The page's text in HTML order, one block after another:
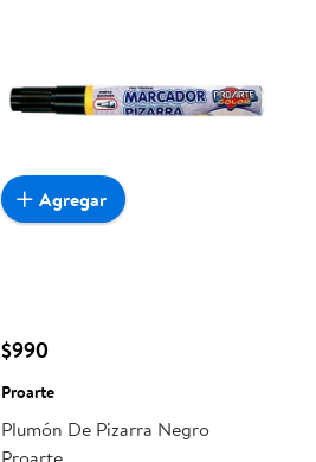
$990
Proarte
Plumón De Pizarra Negro
Agregar